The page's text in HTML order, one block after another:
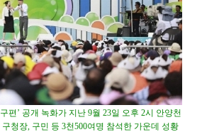
편’ 공개 녹화가 지난 9월 23일 오후 2시 안양천
청장, 구민 등 3천500여명 참석한 가운데 성황